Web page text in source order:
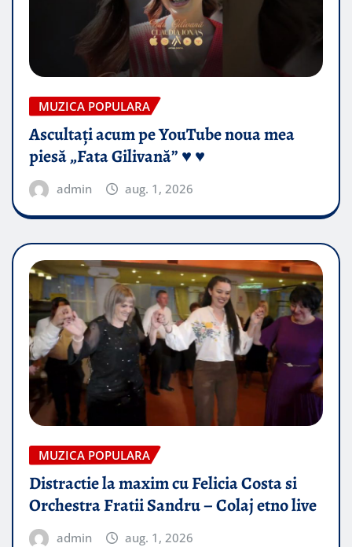
MUZICA POPULARA
Ascultați acum pe YouTube noua mea
piesă „Fata Gilivană” ♥️ ♥️
admin aug. 1, 2026
MUZICA POPULARA
Distractie la maxim cu Felicia Costa si
Orchestra Fratii Sandru – Colaj etno live
admin aug. 1, 2026